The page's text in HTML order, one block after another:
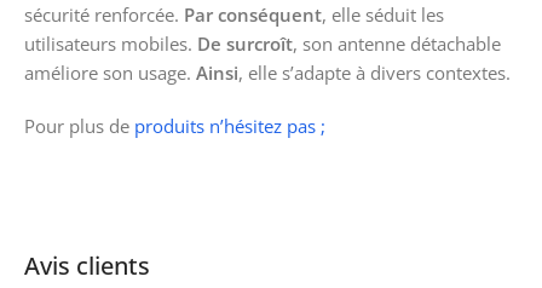
sécurité renforcée. Par conséquent, elle séduit les
utilisateurs mobiles. De surcroît, son antenne détachable
améliore son usage. Ainsi, elle s’adapte à divers contextes.
Pour plus de produits n’hésitez pas ;
Avis clients